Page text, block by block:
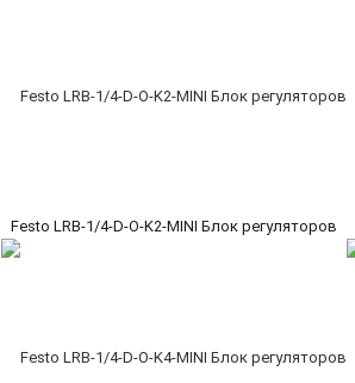
Festo LRB-1/4-D-O-K2-MINI Блок регуляторов